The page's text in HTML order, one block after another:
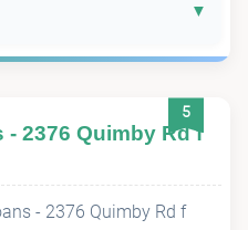
5
2376 Quimby Rd f